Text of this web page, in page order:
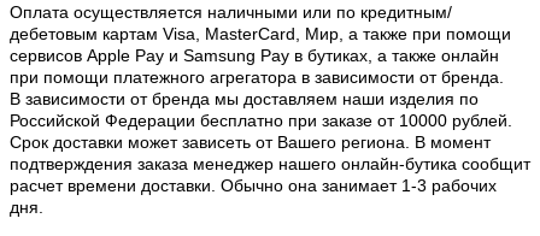
Оплата осуществляется наличными или по кредитным/
дебетовым картам Visa, MasterCard, Мир, а также при помощи
сервисов Apple Pay и Samsung Pay в бутиках, а также онлайн
при помощи платежного агрегатора в зависимости от бренда.
В зависимости от бренда мы доставляем наши изделия по
Российской Федерации бесплатно при заказе от 10000 рублей.
Срок доставки может зависеть от Вашего региона. В момент
подтверждения заказа менеджер нашего онлайн-бутика сообщит
расчет времени доставки. Обычно она занимает 1-3 рабочих
дня.